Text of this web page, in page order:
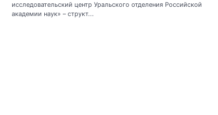
исследовательский центр Уральского отделения Российской
академии наук» – структ...